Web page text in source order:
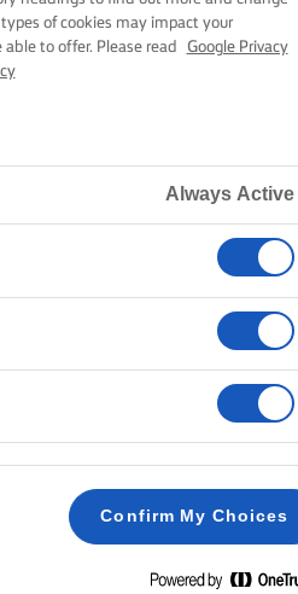
a 170°C / 160°C ventilato /
su una teglia per 5-10
tritarle grossolanamente e
of cookies may impact your
to offer. Please read
Google Privacy
Always Active
Confirm My Choices